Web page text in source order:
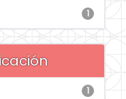
1
1